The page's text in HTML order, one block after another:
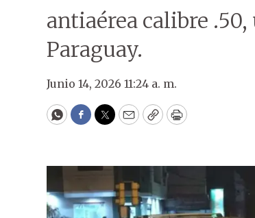
antiaérea calibre
Paraguay.
Junio 14, 2026 11:24 a. m.
WhatsApp
Facebook
Twitter
EmailCopyPrint